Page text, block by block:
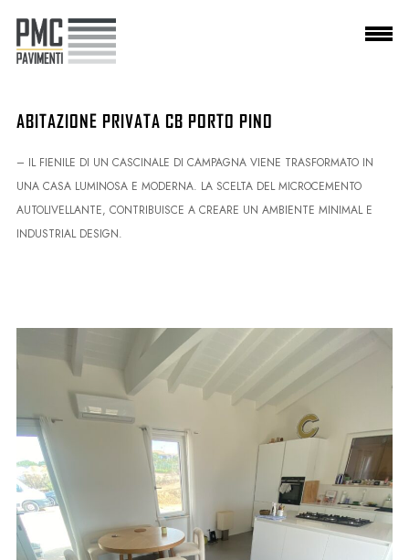
ABITAZIONE PRIVATA CB PORTO PINO
– IL FIENILE DI UN CASCINALE DI CAMPAGNA VIENE TRASFORMATO IN
UNA CASA LUMINOSA E MODERNA. LA SCELTA DEL MICROCEMENTO
AUTOLIVELLANTE, CONTRIBUISCE A CREARE UN AMBIENTE MINIMAL E
INDUSTRIAL DESIGN.
P.IVA04195010923